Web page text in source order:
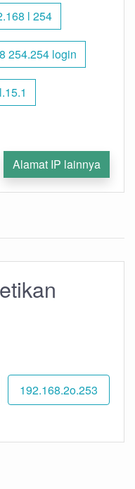
l 254
254.254 login
Alamat IP lainnya
192.168.2o.253